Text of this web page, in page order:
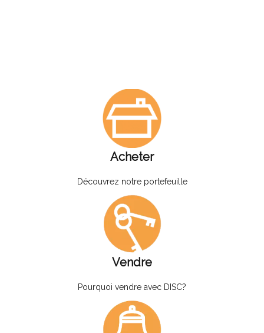
Acheter
Découvrez notre portefeuille
Vendre
Pourquoi vendre avec DISC?